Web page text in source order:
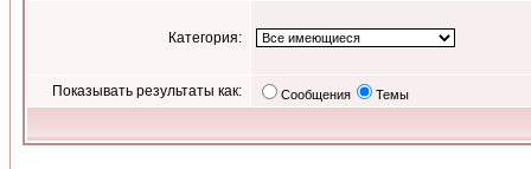
Категория:
Показывать результаты как: Сообщения Темы